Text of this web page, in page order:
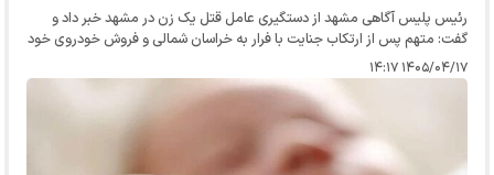
رئیس پلیس آگاهی مشهد از دستگیری عامل قتل یک زن در مشهد خبر داد و
گفت: متهم پس از ارتکاب جنایت با فرار به خراسان شمالی و فروش خودروی خود
تلاش کرد ردی از خود باقی نگذارد، اما در نهایت با اقدامات پلیسی…
۱۴۰۵/۰۴/۱۷ ۱۴:۱۷